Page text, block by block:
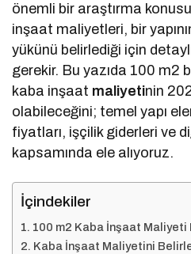
önemli bir araştırma
inşaat maliyetleri, bir
yükünü belirlediği için
gerekir. Bu yazıda 100 m2
kaba inşaat maliyetinin
olabileceğini; temel yapı
fiyatları, işçilik giderleri ve
kapsamında ele alıyoruz.
İçindekiler
100 m2 Kaba İnşaat Maliyeti
Kaba İnşaat Maliyetini